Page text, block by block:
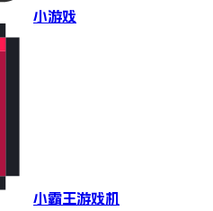
小游戏
小霸王游戏机